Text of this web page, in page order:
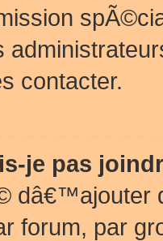
contacter.
je pas
dâ€™ajouter
forum, par